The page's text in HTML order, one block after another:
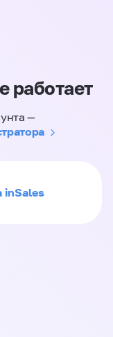
работает
—
inSales